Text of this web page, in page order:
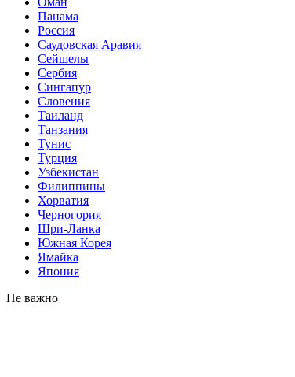
Панама
Россия
Саудовская Аравия
Сейшелы
Сербия
Сингапур
Словения
Таиланд
Танзания
Тунис
Турция
Узбекистан
Филиппины
Хорватия
Черногория
Шри-Ланка
Южная Корея
Ямайка
Япония
Не важно